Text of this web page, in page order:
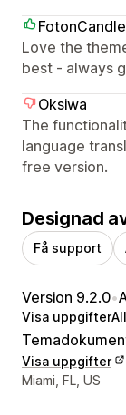
FotonCandle
Love the
best - always
Oksiwa
The
language
free version.
Designad
Få support
Version 9.2.0•
Visa uppgifter
Visa uppgifter
Designerns
Miami, FL, US